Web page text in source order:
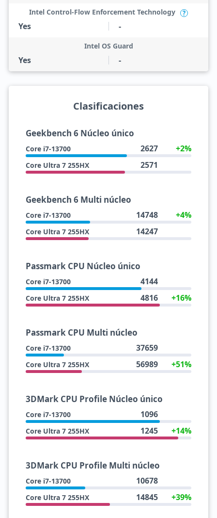
Yes
Intel Control-Flow Enforcement Technology ?
-
Yes
Intel OS Guard
-
Clasificaciones
Geekbench 6 Núcleo único
Core i7-13700 2627 +2%
Core Ultra 7 255HX 2571
Geekbench 6 Multi núcleo
Core i7-13700 14748 +4%
Core Ultra 7 255HX 14247
Passmark CPU Núcleo único
Core i7-13700 4144
Core Ultra 7 255HX 4816 +16%
Passmark CPU Multi núcleo
Core i7-13700 37659
Core Ultra 7 255HX 56989 +51%
3DMark CPU Profile Núcleo único
Core i7-13700 1096
Core Ultra 7 255HX 1245 +14%
3DMark CPU Profile Multi núcleo
Core i7-13700 10678
Core Ultra 7 255HX 14845 +39%